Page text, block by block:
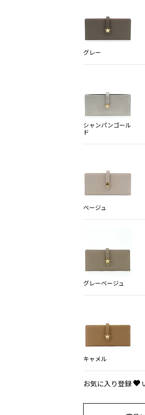
グレー
シャンパンゴール
ド
ベージュ
グレーベージュ
キャメル
お気に入り登録